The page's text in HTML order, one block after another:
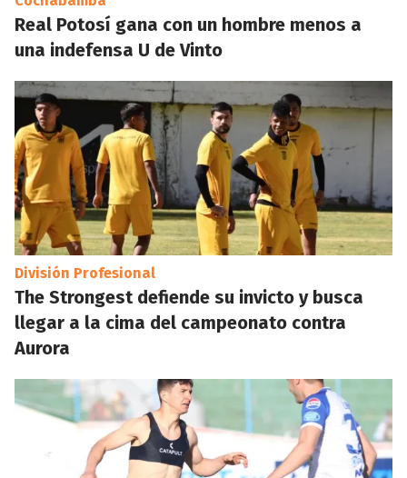
Real Potosí gana con un hombre menos a
una indefensa U de Vinto
División Profesional
The Strongest defiende su invicto y busca
llegar a la cima del campeonato contra
Aurora